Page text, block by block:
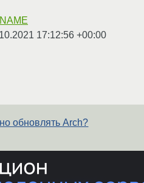
17:12:56 +00:00
обновлять Arch?